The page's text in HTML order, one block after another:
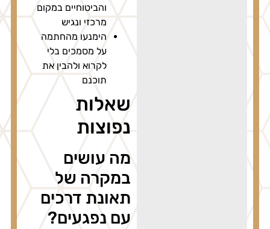
והביטוחיים במקום
מרכזי ונגיש
הימנעו מהחתמה
על מסמכים בלי
לקרוא ולהבין את
שאלות
נפוצות
מה עושים
במקרה של
תאונת דרכים
עם נפגעים?